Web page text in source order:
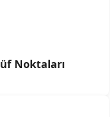
Noktaları